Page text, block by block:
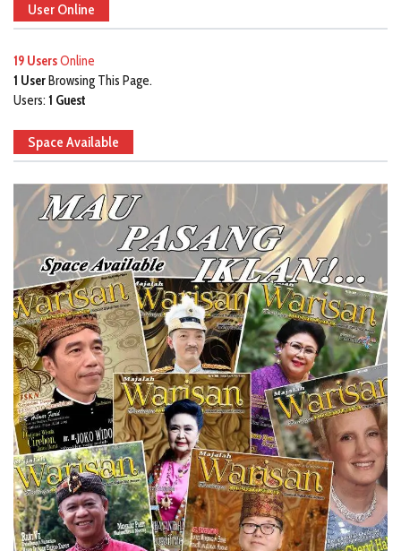
User Online
19 UsersOnline
1 UserBrowsing This Page.
Users: 1 Guest
Space Available